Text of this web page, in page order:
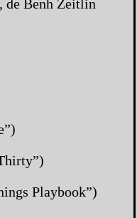
de Benh Zeitlin
Playbook”)